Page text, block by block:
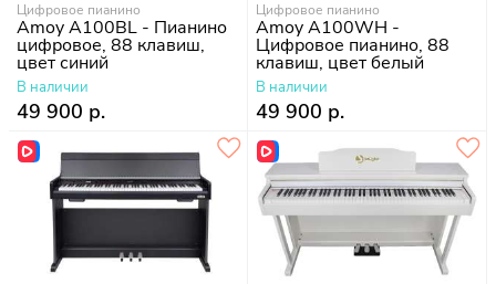
Цифровое пианино
Amoy A100BL - Пианино
цифровое, 88 клавиш,
цвет синий
В наличии
49 900 р.
Цифровое пианино
Amoy A100WH -
Цифровое пианино, 88
клавиш, цвет белый
В наличии
49 900 р.